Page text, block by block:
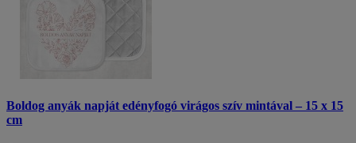
Boldog anyák napját edényfogó virágos szív mintával – 15 x 15
cm